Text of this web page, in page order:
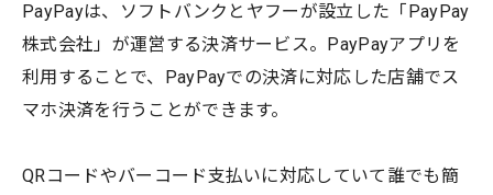
PayPayは、ソフトバンクとヤフーが設立した「PayPay
株式会社」が運営する決済サービス。PayPayアプリを
利用することで、PayPayでの決済に対応した店舗でス
マホ決済を行うことができます。
QRコードやバーコード支払いに対応していて誰でも簡